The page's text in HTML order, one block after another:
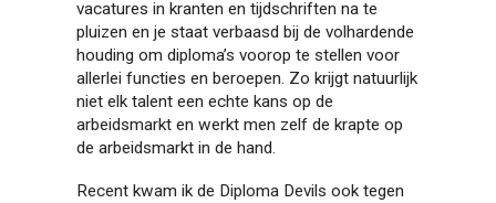
vacatures in kranten en tijdschriften na te
pluizen en je staat verbaasd bij de volhardende
houding om diploma’s voorop te stellen voor
allerlei functies en beroepen. Zo krijgt natuurlijk
niet elk talent een echte kans op de
arbeidsmarkt en werkt men zelf de krapte op
de arbeidsmarkt in de hand.
Recent kwam ik de Diploma Devils ook tegen